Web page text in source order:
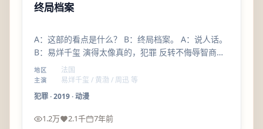
终局档案
A：这部的看点是什么？ B：终局档案。 A：说人话。
B：易烊千玺 演得太像真的，犯罪 反转不侮辱智商，
刁亦男 会拍群像。
地区 法国
主演
易烊千玺 / 黄渤 / 周迅 等
犯罪·2019·动漫
1.2万 2.1千 7年前